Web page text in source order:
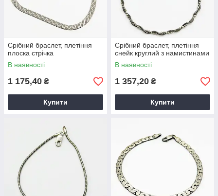
Срібний браслет, плетіння
плоска стрічка
В наявності
1 175,40 ₴
Купити
Срібний браслет, плетіння
снейк круглий з намистинами
В наявності
1 357,20 ₴
Купити